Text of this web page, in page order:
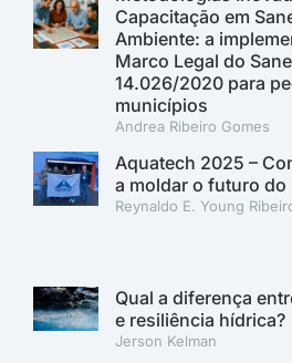
Capacitação em
Ambiente: a
Marco Legal do
14.026/2020 para
municípios
Andrea Ribeiro Gomes
Aquatech 2025 –
a moldar o futuro do
Reynaldo E. Young
Qual a diferença
e resiliência hídrica?
Jerson Kelman